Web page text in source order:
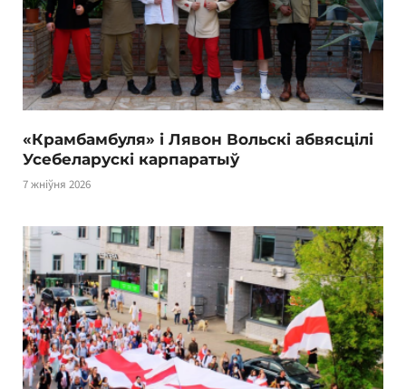
«Крамбамбуля» і Лявон Вольскі абвясцілі
Усебеларускі карпаратыў
7 жніўня 2026